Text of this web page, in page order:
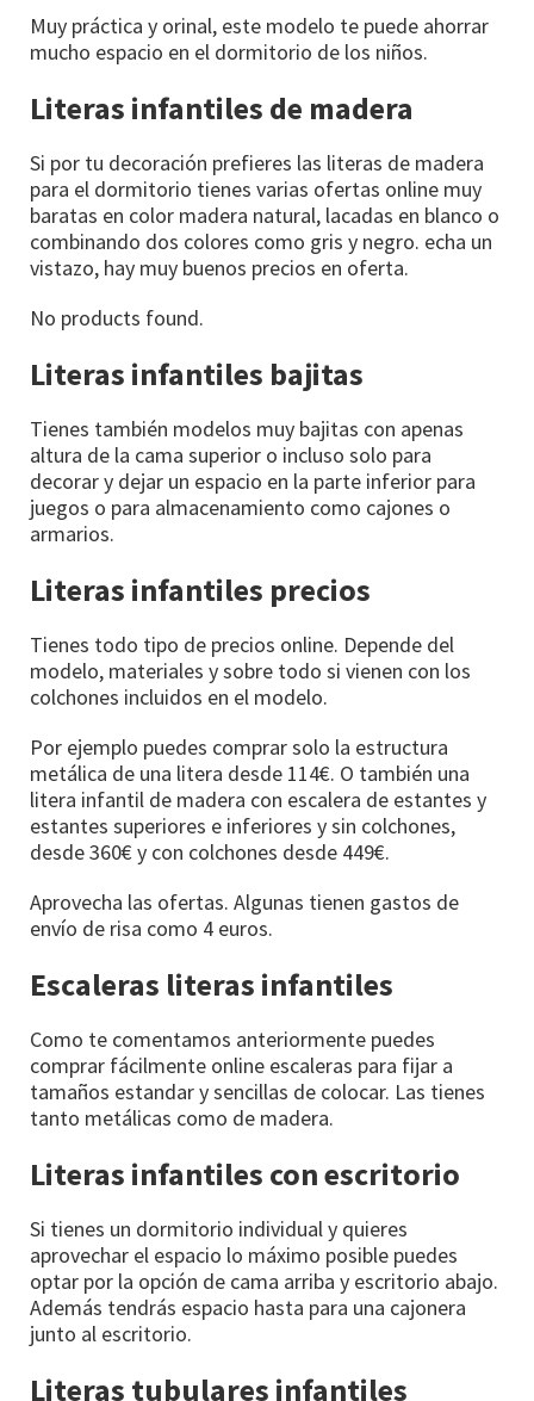
Muy práctica y orinal, este modelo te puede ahorrar
mucho espacio en el dormitorio de los niños.
Literas infantiles de madera
Si por tu decoración prefieres las literas de madera
para el dormitorio tienes varias ofertas online muy
baratas en color madera natural, lacadas en blanco o
combinando dos colores como gris y negro. echa un
vistazo, hay muy buenos precios en oferta.
No products found.
Literas infantiles bajitas
Tienes también modelos muy bajitas con apenas
altura de la cama superior o incluso solo para
decorar y dejar un espacio en la parte inferior para
juegos o para almacenamiento como cajones o
armarios.
Literas infantiles precios
Tienes todo tipo de precios online. Depende del
modelo, materiales y sobre todo si vienen con los
colchones incluidos en el modelo.
Por ejemplo puedes comprar solo la estructura
metálica de una litera desde 114€. O también una
litera infantil de madera con escalera de estantes y
estantes superiores e inferiores y sin colchones,
desde 360€ y con colchones desde 449€.
Aprovecha las ofertas. Algunas tienen gastos de
envío de risa como 4 euros.
Escaleras literas infantiles
Como te comentamos anteriormente puedes
comprar fácilmente online escaleras para fijar a
tamaños estandar y sencillas de colocar. Las tienes
tanto metálicas como de madera.
Literas infantiles con escritorio
Si tienes un dormitorio individual y quieres
aprovechar el espacio lo máximo posible puedes
optar por la opción de cama arriba y escritorio abajo.
Además tendrás espacio hasta para una cajonera
junto al escritorio.
Literas tubulares infantiles